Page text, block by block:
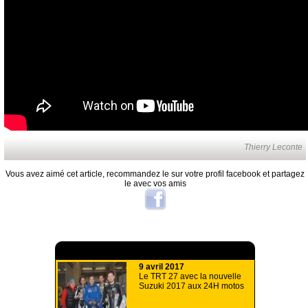
Thierry Leconte
Vous avez aimé cet article, recommandez le sur votre profil facebook et partagez
le avec vos amis
9 avril 2017
Le TRT 27 avec la nouvelle
Suzuki 2017 aux 24H motos